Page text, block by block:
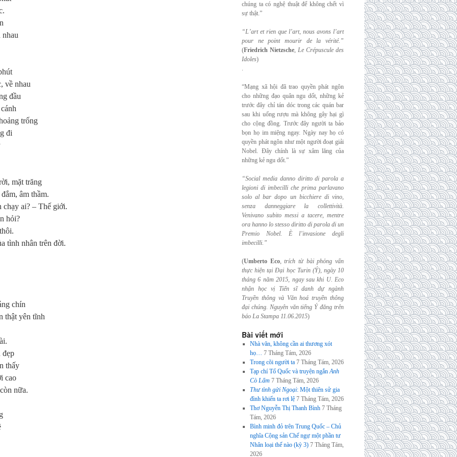
n
nhau
út
về nhau
đầu
ánh
ảng trống
đi
ời, mặt trăng
đắm, âm thầm.
chạy ai? – Thế giới.
n hỏi?
ôi.
a tình nhân trên đời.
ng chín
thật yên tĩnh
ài.
đẹp
n thấy
i cao
òn nữa.
chúng ta có nghệ thuật để không chết vì
sự thật.”
“L’art et rien que l’art, nous avons l’art
pour ne point mourir de la vérité.”
(Friedrich Nietzsche, Le Crépuscule des
Idoles)
.
“Mạng xã hội đã trao quyền phát ngôn
cho những đạo quân ngu dốt, những kẻ
trước đây chỉ tán dóc trong các quán bar
sau khi uống rượu mà không gây hại gì
cho cộng đồng. Trước đây người ta bảo
bọn họ im miệng ngay. Ngày nay họ có
quyền phát ngôn như một người đoạt giải
Nobel. Đây chính là sự xâm lăng của
những kẻ ngu dốt.”
“Social media danno diritto di parola a
legioni di imbecilli che prima parlavano
solo albar dopo un bicchiere di vino,
senza danneggiare la collettività.
Venivano subito messi a tacere, mentre
ora hanno lo stesso diritto di parola di un
Premio Nobel. È l’invasione degli
imbecilli.”
(Umberto Eco,trích từ bài phỏng vấn
thực hiện tại Đại học Turin (Ý), ngày 10
tháng 6 năm 2015, ngay sau khi U. Eco
nhận học vị Tiến sĩ danh dự ngành
Truyền thông và Văn hoá truyền thông
đại chúng. Nguyên văn tiếng Ý đăng trên
báo La Stampa 11.06.2015)
Bài viết mới
Nhà văn, không cần ai thương xót
họ… 7 Tháng Tám, 2026
Trong cõi người ta 7 Tháng Tám, 2026
Tạp chí Tổ Quốc và truyện ngắnAnh
Cò Lấm 7 Tháng Tám, 2026
Thư tình gửi Ngoại: Một thiên sử gia
đình khiến ta rơi lệ 7 Tháng Tám, 2026
Thơ Nguyễn Thị Thanh Bình 7 Tháng
Tám, 2026
Bình minh đỏ trên Trung Quốc – Chủ
nghĩa Cộng sản Chế ngự một phần tư
Nhân loại thế nào (kỳ 3) 7 Tháng Tám,
2026